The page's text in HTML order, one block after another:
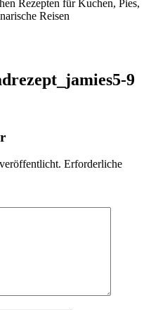
Rezepten für Kuchen, Pies,
Reisen
9
Erforderliche